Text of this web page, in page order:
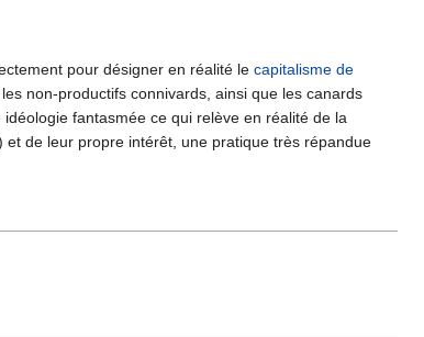
pour désigner en réalité le capitalisme de
non-productifs connivards, ainsi que les canards
fantasmée ce qui relève en réalité de la
de leur propre intérêt, une pratique très répandue